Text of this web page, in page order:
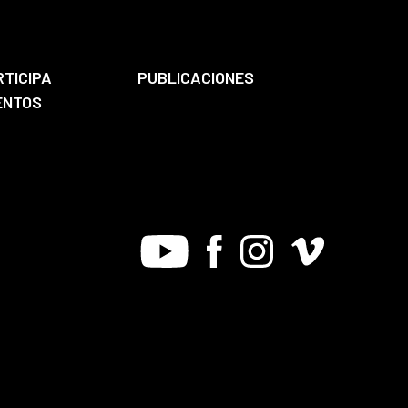
PUBLICACIONES
Youtube FacebookInstagram
Vimeo